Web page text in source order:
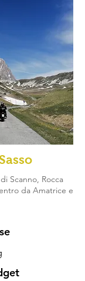
Scanno, Rocca
da Amatrice e